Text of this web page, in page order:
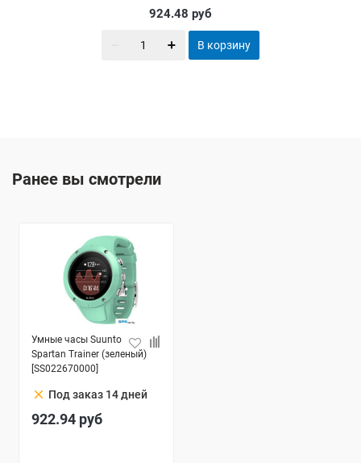
924.48 руб
В корзину
Ранее вы смотрели
Умные часы Suunto
Spartan Trainer (зеленый)
[SS022670000]
clear Под заказ 14 дней
922.94 руб